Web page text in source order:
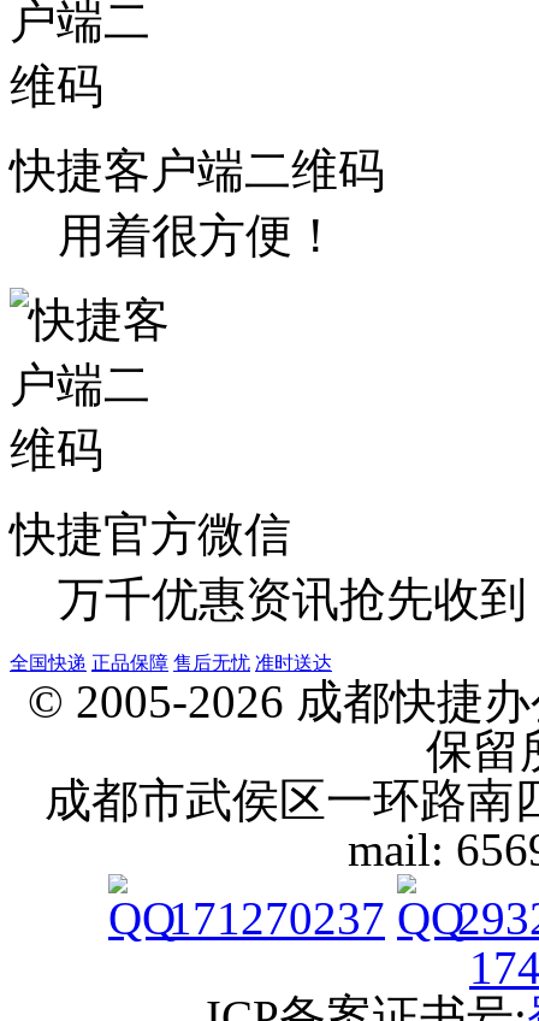
快捷客户端二维码
用着很方便！
快捷官方微信
万千优惠资讯抢先收
全国快递 正品保障 售后无忧 准时送达
© 2005-2026 成都快捷
保留
成都市武侯区一环路南
mail:
171270237